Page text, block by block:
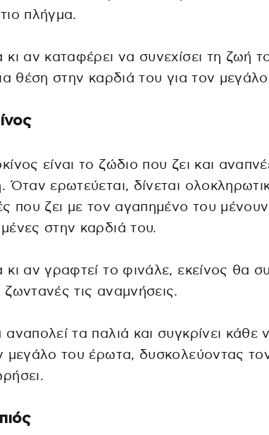
πλήγμα.
κι αν καταφέρει να συνεχίσει τη ζωή
θέση στην καρδιά του για τον
είναι το ζώδιο που ζει και
Όταν ερωτεύεται, δίνεται
που ζει με τον αγαπημένο του
στην καρδιά του.
αν γραφτεί το φινάλε, εκείνος θα
ζωντανές τις αναμνήσεις.
αναπολεί τα παλιά και συγκρίνει κάθε
μεγάλο του έρωτα, δυσκολεύοντας